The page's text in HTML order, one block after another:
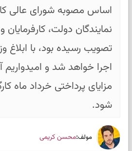
اساس مصوبه شورای‌ عالی
نمایندگان دولت، کارفرمایان
تصویب رسیده بود، با ابلاغ
اجرا خواهد شد و امیدواریم
مزایای پرداختی خرداد ماه
‌شود.
مولف:محسن کریمی